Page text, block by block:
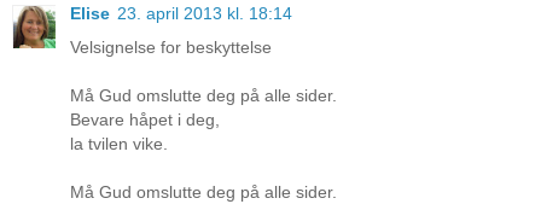
Elise 23. april 2013 kl. 18:14
Velsignelse for beskyttelse
Må Gud omslutte deg på alle sider.
Bevare håpet i deg,
la tvilen vike.
Må Gud omslutte deg på alle sider.